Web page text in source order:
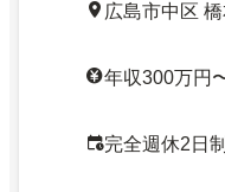
広島市中区
年収300万円
完全週休2日制